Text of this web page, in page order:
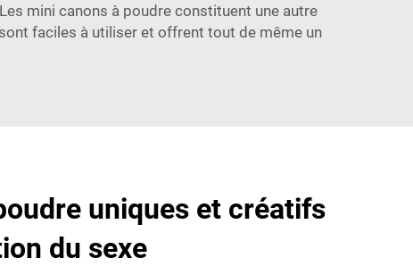
mini canons à poudre constituent une autre
faciles à utiliser et offrent tout de même un
uniques et créatifs
du sexe